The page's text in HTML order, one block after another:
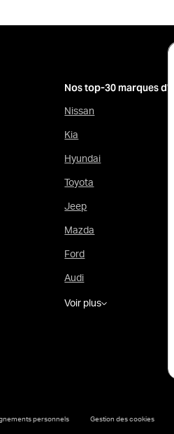
Nos top-30 marques
Nissan
Kia
Hyundai
Toyota
Jeep
Mazda
Ford
Audi
Voir plus
personnels Gestion des cookies